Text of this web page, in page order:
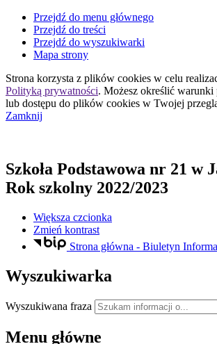
Przejdź do menu głównego
Przejdź do treści
Przejdź do wyszukiwarki
Mapa strony
Strona korzysta z plików cookies w celu
Polityką prywatności. Możesz określić
lub dostępu do plików cookies w Twojej
Zamknij
Szkoła Podstawowa nr 21 w
Rok szkolny 2022/2023
Większa czcionka
Zmień kontrast
Strona główna - Biuletyn
Wyszukiwarka
Wyszukiwana fraza
Menu główne